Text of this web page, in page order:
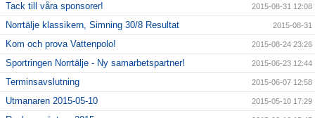
Tack till våra sponsorer! 2015-08-31 12:08
Norrtälje klassikern, Simning 30/8 Resultat 2015-08-31
Kom och prova Vattenpolo! 2015-08-24 23:26
Sportringen Norrtälje - Ny samarbetspartner! 2015-06-23 12:44
Terminsavslutning 2015-06-07 12:58
Utmanaren 2015-05-10 2015-05-10 17:29